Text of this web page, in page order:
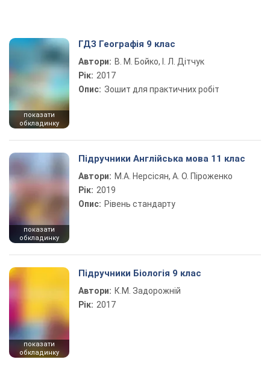
показати
обкладинку
ГДЗ Географія 9 клас
Автори: В. М. Бойко, І. Л. Дітчук
Рік: 2017
Опис: Зошит для практичних робіт
показати
обкладинку
Підручники Англійська мова 11 клас
Автори: М.А. Нерсісян, А. О. Піроженко
Рік: 2019
Опис: Рівень стандарту
показати
обкладинку
Підручники Біологія 9 клас
Автори: К.М. Задорожній
Рік: 2017